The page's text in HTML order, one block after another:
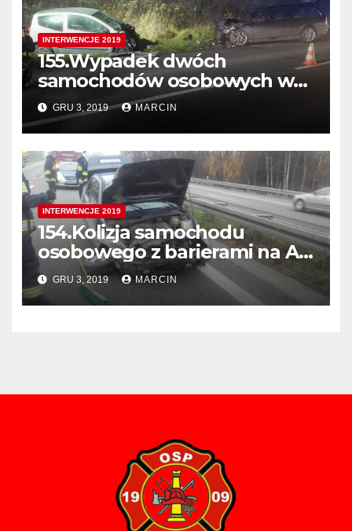
INTERWENCJE 2019
155.Wypadek dwóch
samochodów osobowych w
Balicach ul. Krakowska
GRU 3, 2019 MARCIN
INTERWENCJE 2019
154.Kolizja samochodu
osobowego z barierami na A4
405 km. w Kierunku Tarnowa
GRU 3, 2019 MARCIN